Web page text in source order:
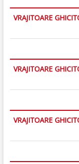
VRAJITOARE
VRAJITOARE
VRAJITOARE